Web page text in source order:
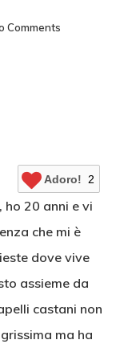
Comments
Adoro! 2
ho 20 anni e vi
che mi è
dove vive
assieme da
castani non
ma ha